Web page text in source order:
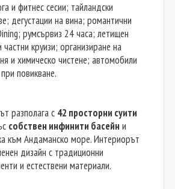
и фитнес сесии; тайландски
дегустации на вина; романтични
румсървиз 24 часа; летищен
круизи; организиране на
и химическо чистене; автомобили
повикване.
разполага с 42 просторни суити
собствен инфинити басейн и
към Андаманско море. Интериорът
дизайн с традиционни
и естествени материали.